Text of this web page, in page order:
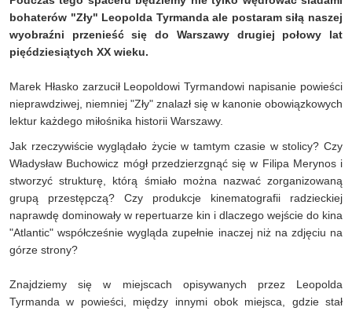
bohaterów "Zły" Leopolda Tyrmanda ale postaram siłą naszej
wyobraźni przenieść się do Warszawy drugiej połowy lat
pięćdziesiątych XX wieku.
Marek Hłasko zarzucił Leopoldowi Tyrmandowi napisanie powieści
nieprawdziwej, niemniej "Zły" znalazł się w kanonie obowiązkowych
lektur każdego miłośnika historii Warszawy.
Jak rzeczywiście wyglądało życie w tamtym czasie w stolicy? Czy
Władysław Buchowicz mógł przedzierzgnąć się w Filipa Merynos i
stworzyć strukturę, którą śmiało można nazwać zorganizowaną
grupą przestępczą? Czy produkcje kinematografii radzieckiej
naprawdę dominowały w repertuarze kin i dlaczego wejście do kina
"Atlantic" współcześnie wygląda zupełnie inaczej niż na zdjęciu na
górze strony?
Znajdziemy się w miejscach opisywanych przez Leopolda
Tyrmanda w powieści, między innymi obok miejsca, gdzie stał